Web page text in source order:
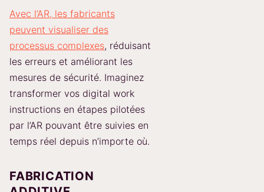
Avec l’AR, les fabricants
peuvent visualiser des
processus complexes, réduisant
les erreurs et améliorant les
mesures de sécurité. Imaginez
transformer vos digital work
instructions en étapes pilotées
par l’AR pouvant être suivies en
temps réel depuis n’importe où.
FABRICATION